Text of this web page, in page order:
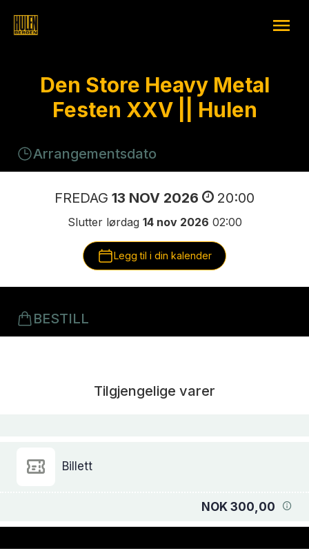
Den Store Heavy Metal
Festen XXV || Hulen
Arrangementsdato
FREDAG 13 NOV 2026 20:00
Slutter lørdag 14 nov 2026 02:00
Legg til i din kalender
BESTILL
Tilgjengelige varer
Billett
NOK 300,00